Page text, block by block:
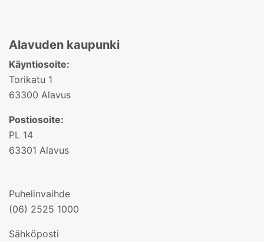
Alavuden kaupunki
Käyntiosoite:
Torikatu 1
63300 Alavus
Postiosoite:
PL 14
63301 Alavus
Puhelinvaihde
(06) 2525 1000
Sähköposti